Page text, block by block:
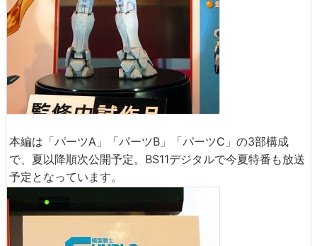
本編は「パーツA」「パーツB」「パーツC」の3部構成
で、夏以降順次公開予定。BS11デジタルで今夏特番も放送
予定となっています。